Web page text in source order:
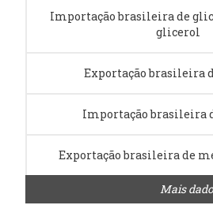
Importação brasileira de
glicerol
Exportação brasileira
Importação brasileira
Exportação brasileira de
Mais